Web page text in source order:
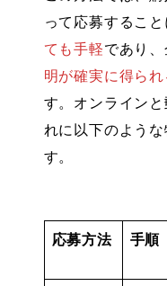
って応募すること
ても手軽であり
明が確実に得られ
す。オンライン
れに以下のよう
す。
応募方法 手順